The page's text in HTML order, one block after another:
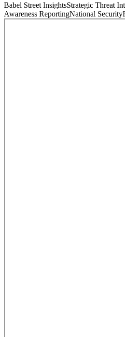
Babel Street InsightsStrategic Threat
Awareness ReportingNational Security